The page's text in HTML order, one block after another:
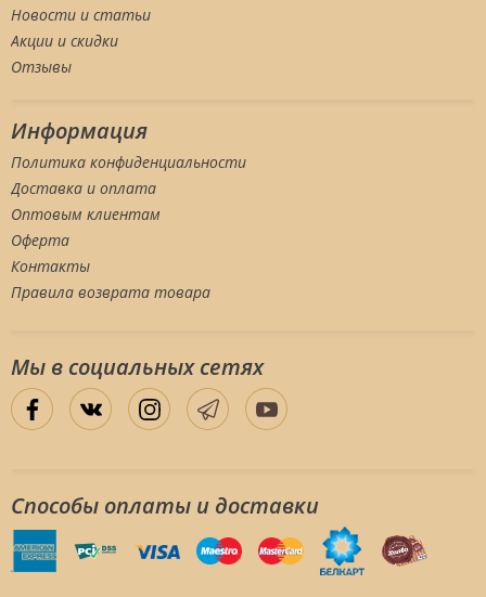
Новости и статьи
Акции и скидки
Отзывы
Информация
Политика конфиденциальности
Доставка и оплата
Оптовым клиентам
Оферта
Контакты
Правила возврата товара
Мы в социальных сетяx
Способы оплаты и доставки